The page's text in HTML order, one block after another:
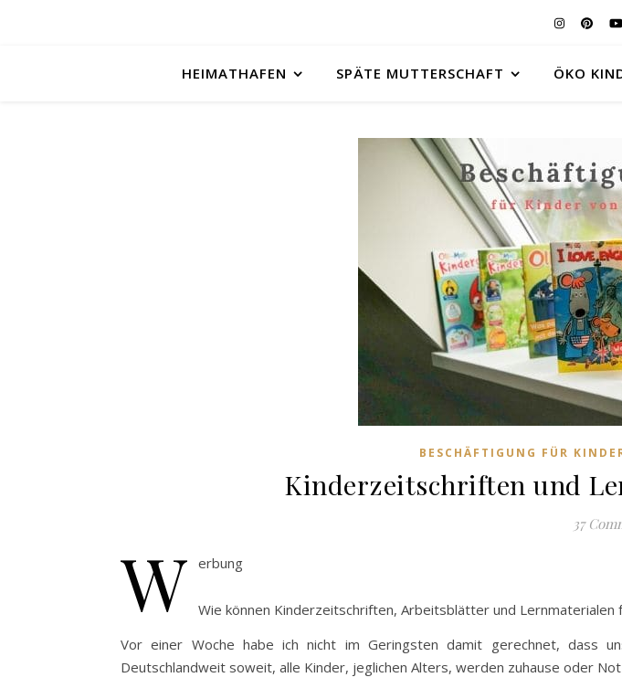
HEIMATHAFEN SPÄTE MUTTERSCHAFT ÖKO
BESCHÄFTIGUNG FÜR
Kinderzeitschriften und
37
W erbung
Wie können Kinderzeitschriften, Arbeitsblätter und Lernmaterialen
Vor einer Woche habe ich nicht im Geringsten damit gerechnet, dass
Deutschlandweit soweit, alle Kinder, jeglichen Alters, werden zuhause oder